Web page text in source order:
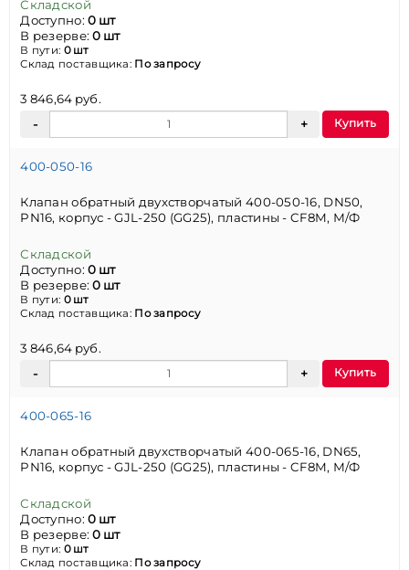
Складской
Доступно:0 шт
В резерве:0 шт
В пути: 0 шт
Склад поставщика: По запросу
3 846,64 руб.
Купить
400-050-16
Клапан обратный двухстворчатый 400-050-16, DN50,
PN16, корпус - GJL-250 (GG25), пластины - CF8M, М/Ф
Складской
Доступно:0 шт
В резерве:0 шт
В пути: 0 шт
Склад поставщика: По запросу
3 846,64 руб.
Купить
400-065-16
Клапан обратный двухстворчатый 400-065-16, DN65,
PN16, корпус - GJL-250 (GG25), пластины - CF8M, М/Ф
Складской
Доступно:0 шт
В резерве:0 шт
В пути: 0 шт
Склад поставщика: По запросу